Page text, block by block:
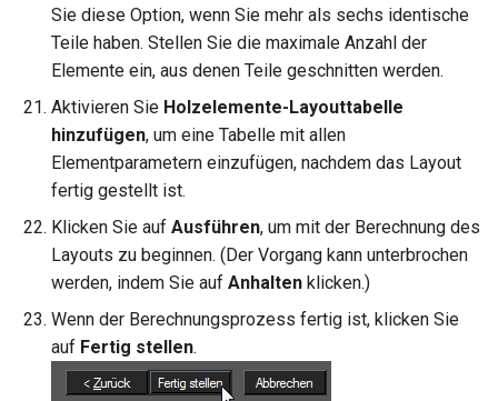
Sie diese Option, wenn Sie mehr als sechs identische
Teile haben. Stellen Sie die maximale Anzahl der
Elemente ein, aus denen Teile geschnitten werden.
Aktivieren Sie Holzelemente-Layouttabelle
hinzufügen, um eine Tabelle mit allen
Elementparametern einzufügen, nachdem das Layout
fertig gestellt ist.
Klicken Sie auf Ausführen, um mit der Berechnung des
Layouts zu beginnen. (Der Vorgang kann unterbrochen
werden, indem Sie auf Anhalten klicken.)
Wenn der Berechnungsprozess fertig ist, klicken Sie
auf Fertig stellen.